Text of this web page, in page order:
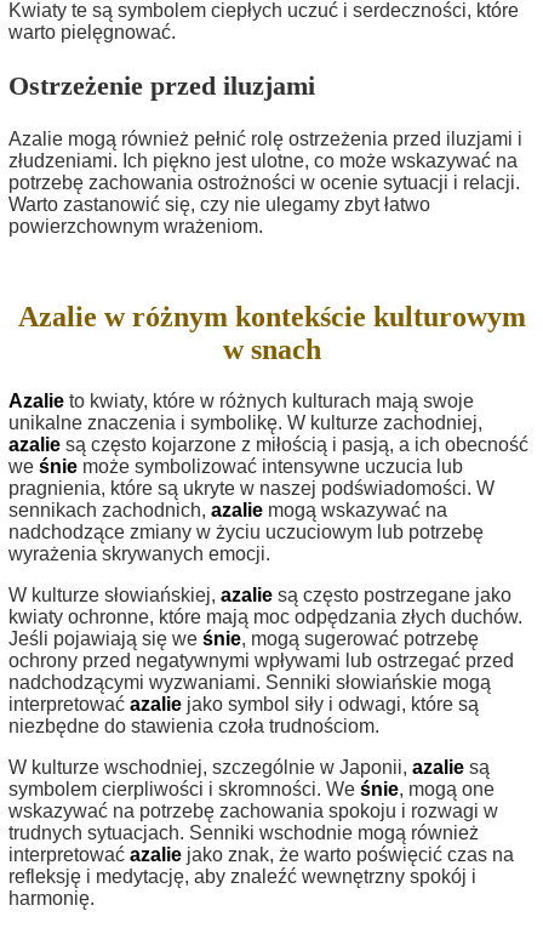
Kwiaty te są symbolem ciepłych uczuć i serdeczności, które
warto pielęgnować.
Ostrzeżenie przed iluzjami
Azalie mogą również pełnić rolę ostrzeżenia przed iluzjami i
złudzeniami. Ich piękno jest ulotne, co może wskazywać na
potrzebę zachowania ostrożności w ocenie sytuacji i relacji.
Warto zastanowić się, czy nie ulegamy zbyt łatwo
powierzchownym wrażeniom.
Azalie w różnym kontekście kulturowym
w snach
Azalie to kwiaty, które w różnych kulturach mają swoje
unikalne znaczenia i symbolikę. W kulturze zachodniej,
azalie są często kojarzone z miłością i pasją, a ich obecność
we śnie może symbolizować intensywne uczucia lub
pragnienia, które są ukryte w naszej podświadomości. W
sennikach zachodnich, azalie mogą wskazywać na
nadchodzące zmiany w życiu uczuciowym lub potrzebę
wyrażenia skrywanych emocji.
W kulturze słowiańskiej, azalie są często postrzegane jako
kwiaty ochronne, które mają moc odpędzania złych duchów.
Jeśli pojawiają się we śnie, mogą sugerować potrzebę
ochrony przed negatywnymi wpływami lub ostrzegać przed
nadchodzącymi wyzwaniami. Senniki słowiańskie mogą
interpretować azalie jako symbol siły i odwagi, które są
niezbędne do stawienia czoła trudnościom.
W kulturze wschodniej, szczególnie w Japonii, azalie są
symbolem cierpliwości i skromności. We śnie, mogą one
wskazywać na potrzebę zachowania spokoju i rozwagi w
trudnych sytuacjach. Senniki wschodnie mogą również
interpretować azalie jako znak, że warto poświęcić czas na
refleksję i medytację, aby znaleźć wewnętrzny spokój i
harmonię.